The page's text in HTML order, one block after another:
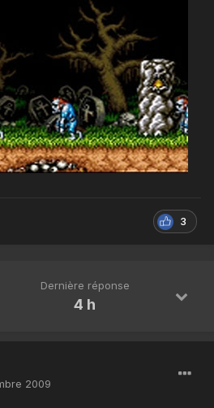
3
Dernière réponse
4 h
2009